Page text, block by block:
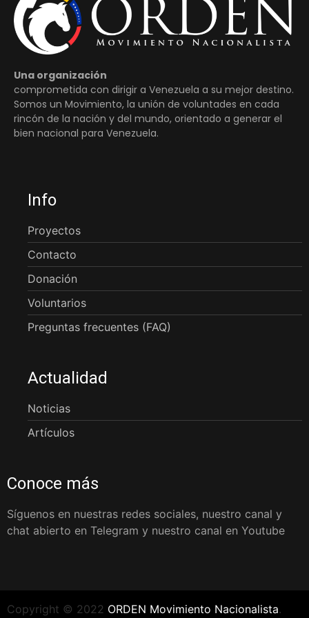
Una organización
comprometida con dirigir a Venezuela a su mejor destino.
Somos un Movimiento, la unión de voluntades en cada
rincón de la nación y del mundo, orientado a generar el
bien nacional para Venezuela.
Info
Proyectos
Contacto
Donación
Voluntarios
Preguntas frecuentes (FAQ)
Actualidad
Noticias
Artículos
Conoce más
Síguenos en nuestras redes sociales, nuestro canal y
chat abierto en Telegram y nuestro canal en Youtube
Copyright © 2022 ORDEN Movimiento Nacionalista.